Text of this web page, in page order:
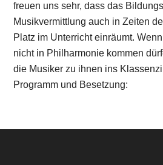
freuen uns sehr, dass das
Musikvermittlung auch in Zeiten
Platz im Unterricht einräumt.
nicht in Philharmonie kommen
die Musiker zu ihnen ins
Programm und Besetzung: